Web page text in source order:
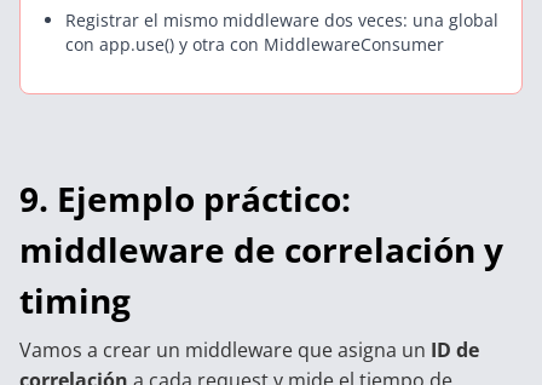
Registrar el mismo middleware dos veces: una global
con app.use() y otra con MiddlewareConsumer
9. Ejemplo práctico:
middleware de correlación y
timing
Vamos a crear un middleware que asigna un ID de